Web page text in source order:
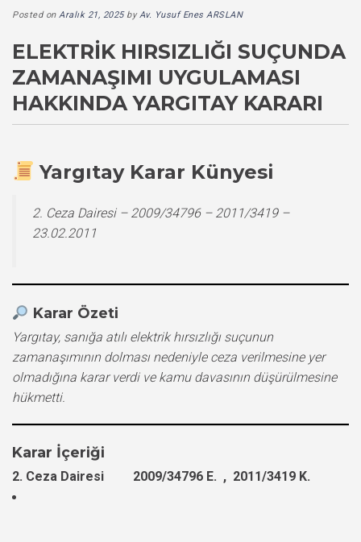
Posted on Aralık 21, 2025byAv. Yusuf Enes ARSLAN
ELEKTRIK HIRSIZLIĞI SUÇUNDA
ZAMANAŞIMI UYGULAMASI
HAKKINDA YARGITAY KARARI
Yargıtay Karar Künyesi
2. Ceza Dairesi – 2009/34796 – 2011/3419 –
23.02.2011
Karar Özeti
Yargıtay, sanığa atılı elektrik hırsızlığı suçunun
zamanaşımının dolması nedeniyle ceza verilmesine yer
olmadığına karar verdi ve kamu davasının düşürülmesine
hükmetti.
Karar İçeriği
2. Ceza Dairesi 2009/34796 E. , 2011/3419 K.